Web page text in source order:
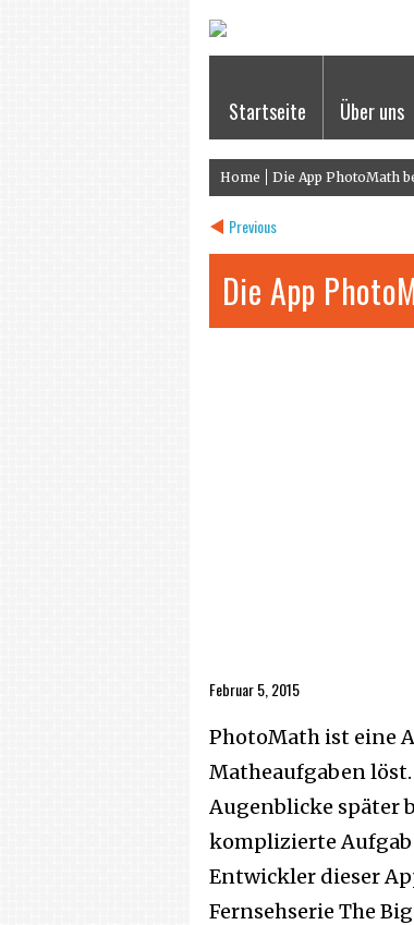
Startseite Über uns
Home Die App PhotoMath
Previous
Die App
Februar 5, 2015
PhotoMath ist eine
Matheaufgaben
Augenblicke später
komplizierte
Entwickler dieser
Fernsehserie The